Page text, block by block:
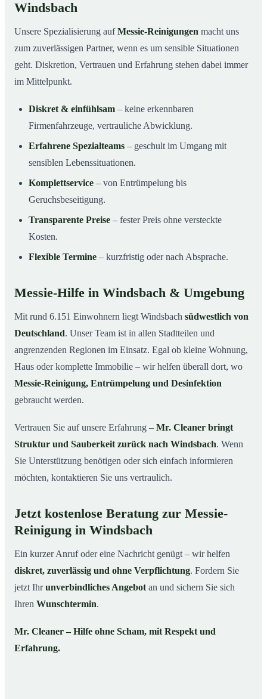
Windsbach
Unsere Spezialisierung aufMessie-Reinigungen macht uns
zum zuverlässigen Partner, wenn es um sensible Situationen
geht. Diskretion, Vertrauen und Erfahrung stehen dabei immer
im Mittelpunkt.
Diskret & einfühlsam – keine erkennbaren
Firmenfahrzeuge, vertrauliche Abwicklung.
Erfahrene Spezialteams – geschult im Umgang mit
sensiblen Lebenssituationen.
Komplettservice – von Entrümpelung bis
Geruchsbeseitigung.
Transparente Preise – fester Preis ohne versteckte
Kosten.
Flexible Termine – kurzfristig oder nach Absprache.
Messie-Hilfe in Windsbach & Umgebung
Mit rund 6.151 Einwohnern liegt Windsbach südwestlich von
Deutschland. Unser Team ist in allen Stadtteilen und
angrenzenden Regionen im Einsatz. Egal ob kleine Wohnung,
Haus oder komplette Immobilie – wir helfen überall dort, wo
Messie-Reinigung, Entrümpelung und Desinfektion
gebraucht werden.
Vertrauen Sie auf unsere Erfahrung – Mr. Cleaner bringt
Struktur und Sauberkeit zurück nach Windsbach. Wenn
Sie Unterstützung benötigen oder sich einfach informieren
möchten, kontaktieren Sie uns vertraulich.
Jetzt kostenlose Beratung zur Messie-
Reinigung in Windsbach
Ein kurzer Anruf oder eine Nachricht genügt – wir helfen
diskret, zuverlässig und ohne Verpflichtung. Fordern Sie
jetzt Ihrunverbindliches Angebot an und sichern Sie sich
Ihren Wunschtermin.
Mr. Cleaner – Hilfe ohne Scham, mit Respekt und
Erfahrung.